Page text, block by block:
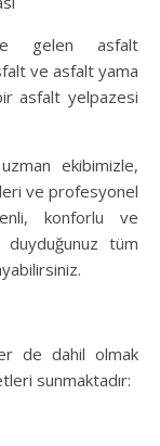
gelen asfalt
ve asfalt yama
asfalt yelpazesi
ekibimizle,
ve profesyonel
konforlu ve
duyduğunuz tüm
de dahil olmak
sunmaktadır: